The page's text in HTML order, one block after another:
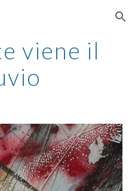
Skip to navigation
viene il